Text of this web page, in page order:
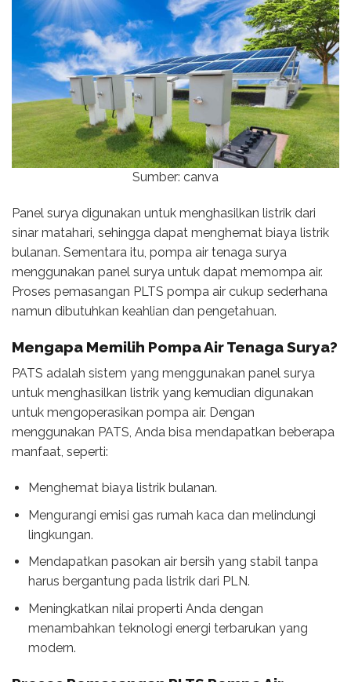
Sumber: canva
Panel surya digunakan untuk menghasilkan listrik dari
sinar matahari, sehingga dapat menghemat biaya listrik
bulanan. Sementara itu, pompa air tenaga surya
menggunakan panel surya untuk dapat memompa air.
Proses pemasangan PLTS pompa air cukup sederhana
namun dibutuhkan keahlian dan pengetahuan.
Mengapa Memilih Pompa Air Tenaga Surya?
PATS adalah sistem yang menggunakan panel surya
untuk menghasilkan listrik yang kemudian digunakan
untuk mengoperasikan pompa air. Dengan
menggunakan PATS, Anda bisa mendapatkan beberapa
manfaat, seperti:
Menghemat biaya listrik bulanan.
Mengurangi emisi gas rumah kaca dan melindungi
lingkungan.
Mendapatkan pasokan air bersih yang stabil tanpa
harus bergantung pada listrik dari PLN.
Meningkatkan nilai properti Anda dengan
menambahkan teknologi energi terbarukan yang
modern.